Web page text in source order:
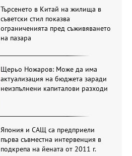
Търсенето в Китай на жилища в
съветски стил показва
ограниченията пред съживяването
на пазара
Щерьо Ножаров: Може да има
актуализация на бюджета заради
неизпълнени капиталови разходи
Япония и САЩ са предприели
първа съвместна интервенция в
подкрепа на йената от 2011 г.